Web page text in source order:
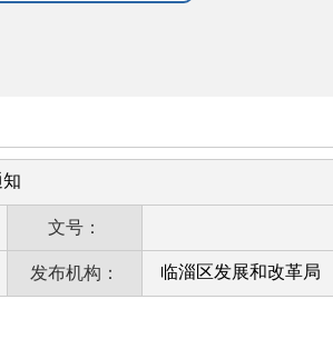
文号：
发布机构： 临淄区发展和改革局